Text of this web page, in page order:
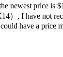
newest price is
）, I have not
have a price